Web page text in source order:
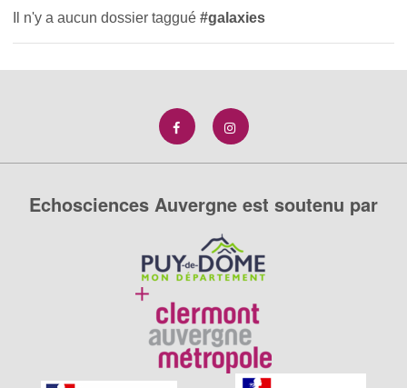
Il n'y a aucun dossier taggué#galaxies
Echosciences Auvergne est soutenu par